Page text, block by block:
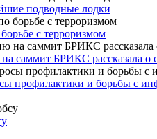
подводные лодки
с терроризмом
саммит БРИКС рассказала о
профилактики и борьбы с